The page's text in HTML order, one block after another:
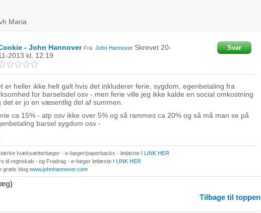
Maria
- John Hannover Fra John Hannover Skrevet 20-
2013 kl. 12:19
Svar
er heller ikke helt galt hvis det inkluderer ferie, sygdom, egenbetaling fra
for barselsdel osv - men ferie ville jeg ikke kalde en social omkostning
det er jo en væsentlig del af summen.
ca 15% - atp osv ikke over 5% og så rammes ca 20% og så må man se på
barsel sygdom osv -
Ivæksætterbøger - e-bøger/paperbacks - letlæsteI LINK HER
til regnskab - og Fradrag - e-bøger letlæste I LINK HER
gratis blog www.johnhannover.com
Tilbage til toppen
oplysninger